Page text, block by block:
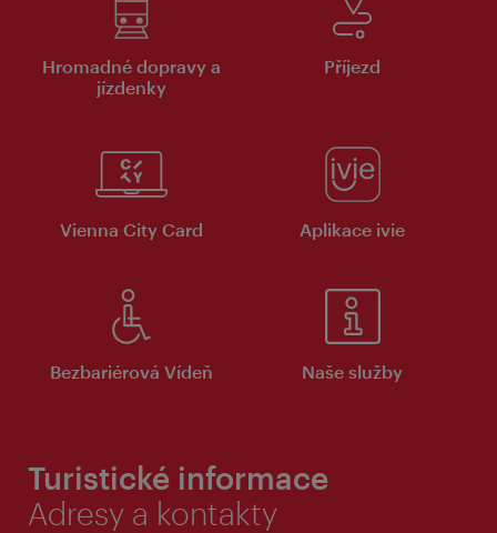
Hromadné dopravy a
jízdenky
Příjezd
Vienna City Card Aplikace ivie
Bezbariérová Vídeň Naše služby
Turistické informace
Adresy a kontakty